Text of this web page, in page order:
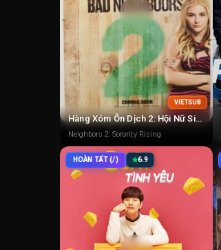
VIETSUB
Hàng Xóm Ôn Dịch 2: Hội Nữ Sinh Nổi Dậy
Neighbors 2: Sorority Rising
HOÀN TẤT (/) 6.9